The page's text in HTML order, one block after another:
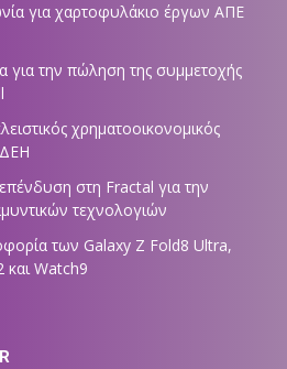
για χαρτοφυλάκιο έργων ΑΠΕ
την πώληση της συμμετοχής
χρηματοοικονομικός
στη Fractal για την
τεχνολογιών
των Galaxy Z Fold8 Ultra,
Watch9